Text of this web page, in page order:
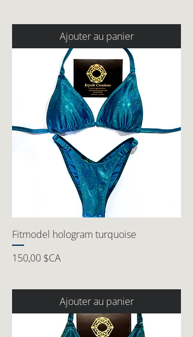
Ajouter au panier
Fitmodel hologram turquoise
Prix
150,00 $CA
Ajouter au panier